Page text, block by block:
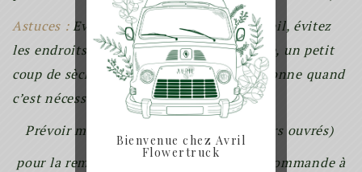
Astuces : Evitez de l’exposer en plein soleil, évitez
les endroits humides, et pour la poussière, un petit
coup de sèche cheveux à 15 cm de la couronne quand
c’est nécessaire.
Prévoir minimum 4 jours de délais (jours ouvrés)
pour la remise en main propre de votre commande à
Bienvenue chez Avril
Flowertruck